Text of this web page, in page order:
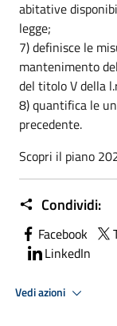
abitative
legge;
7) definisce le
mantenimento
del titolo V della
8) quantifica le
precedente.
Scopri il piano
Condividi:
Facebook
LinkedIn
Vedi azioni